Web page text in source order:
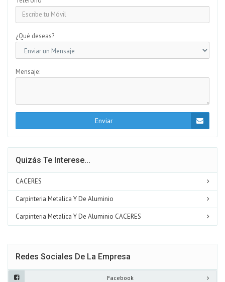
¿Qué deseas?
Mensaje:
Enviar
Quizás Te Interese...
CACERES
Carpinteria Metalica Y De Aluminio
Carpinteria Metalica Y De Aluminio CACERES
Redes Sociales De La Empresa
Facebook